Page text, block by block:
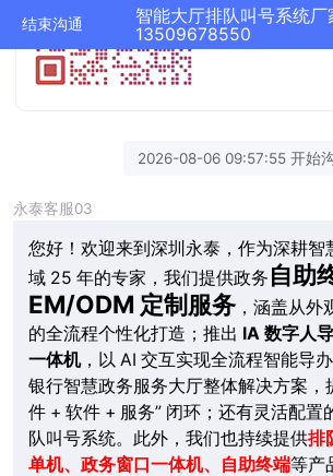
结束沟通
13509678550
2026-08-06 09:57:55 开始
永泰客服03
您好！欢迎来到深圳永泰，作为深耕智
域 25 年的专家，我们提供政务 自助
EM/ODM 定制服务，涵盖从外
的全流程个性化打造；推出 IA 数字人
一体机，以 AI 交互实现全流程智能导
银行智慧政务服务大厅整体解决方案，
件 + 软件 + 服务” 闭环；还有灵活配置
队叫号系统。此外，我们也持续提供排
单机、政务窗口一体机、自助终端等产